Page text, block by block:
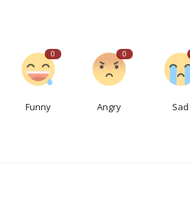
0
Funny
0
Angry Sad